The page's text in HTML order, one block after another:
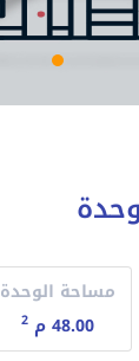
مساحة الوحدة
48.00 م
2